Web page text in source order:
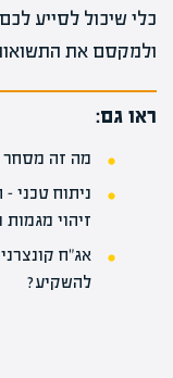
כלי שיכול לסייע
ולמקסם את
ראו גם:
מה זה מסחר
ניתוח טכני
זיהוי
אג"ח
להשקיע?